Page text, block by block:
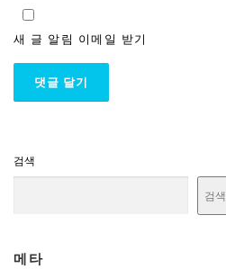
새 글 알림 이메일 받기
검색
검색
메타